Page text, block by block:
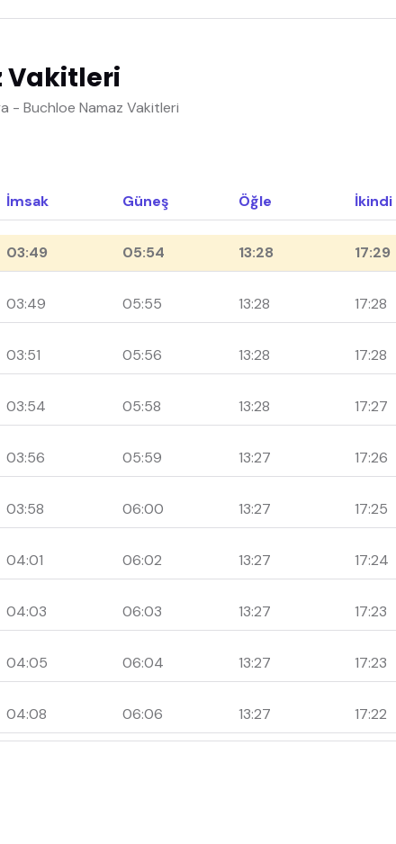
Vakitleri
- Buchloe Namaz Vakitleri
İmsak Güneş Öğle İkindi
03:49 05:54 13:28 17:29
03:49 05:55 13:28 17:28
03:51 05:56 13:28 17:28
03:54 05:58 13:28 17:27
03:56 05:59 13:27 17:26
03:58 06:00 13:27 17:25
04:01 06:02 13:27 17:24
04:03 06:03 13:27 17:23
04:05 06:04 13:27 17:23
04:08 06:06 13:27 17:22